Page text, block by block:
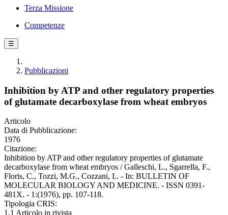
Terza Missione
Competenze
☰
Pubblicazioni
Inhibition by ATP and other regulatory properties
of glutamate decarboxylase from wheat embryos
Articolo
Data di Pubblicazione:
1976
Citazione:
Inhibition by ATP and other regulatory properties of glutamate
decarboxylase from wheat embryos / Galleschi, L., Sgarrella, F.,
Floris, C., Tozzi, M.G., Cozzani, I.. - In: BULLETIN OF
MOLECULAR BIOLOGY AND MEDICINE. - ISSN 0391-
481X. - 1:(1976), pp. 107-118.
Tipologia CRIS:
1.1 Articolo in rivista